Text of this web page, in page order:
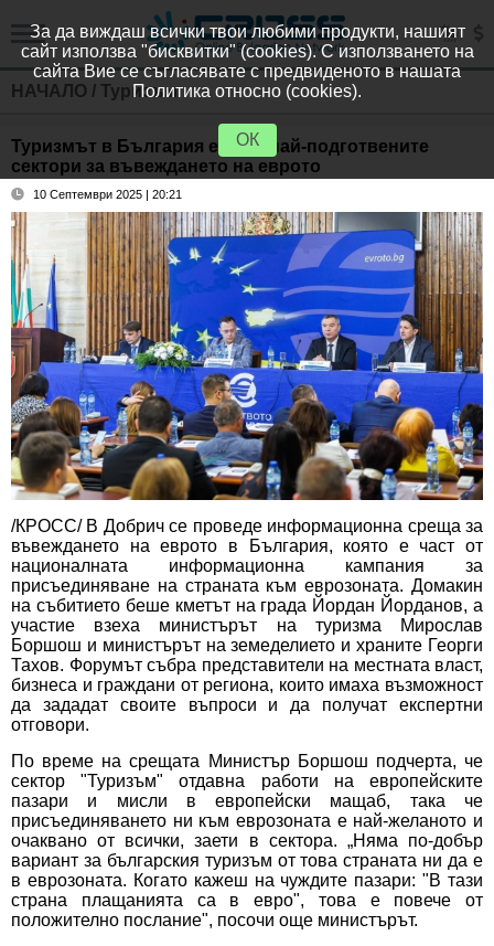
НАЧАЛО / Туризъм
Туризмът в България е сред най-подготвените
сектори за въвеждането на еврото
10 Септември 2025 | 20:21
/КРОСС/ В Добрич се проведе информационна среща за
въвеждането на еврото в България, която е част от
националната информационна кампания за
присъединяване на страната към еврозоната. Домакин
на събитието беше кметът на града Йордан Йорданов, а
участие взеха министърът на туризма Мирослав
Боршош и министърът на земеделието и храните Георги
Тахов. Форумът събра представители на местната власт,
бизнеса и граждани от региона, които имаха възможност
да зададат своите въпроси и да получат експертни
отговори.
По време на срещата Министър Боршош подчерта, че
сектор "Туризъм" отдавна работи на европейските
пазари и мисли в европейски мащаб, така че
присъединяването ни към еврозоната е най-желаното и
очаквано от всички, заети в сектора. „Няма по-добър
вариант за българския туризъм от това страната ни да е
в еврозоната. Когато кажеш на чуждите пазари: "В тази
страна плащанията са в евро", това е повече от
положително послание", посочи още министърът.
За да виждаш всички твои любими продукти, нашият
сайт използва "бисквитки" (cookies). С използването на
сайта Вие се съгласявате с предвиденото в нашата
Политика относно (cookies).
ОК